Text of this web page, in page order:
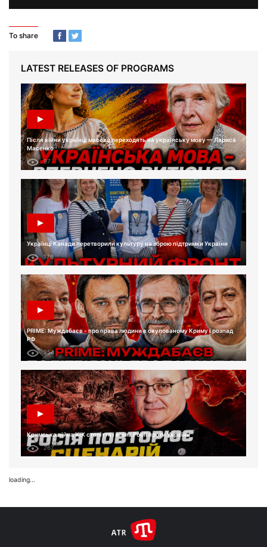
To share
LATEST RELEASES OF PROGRAMS
Після війни українці масово переходять на українську мову — Лариса
Масенко
97
Українці Канади перетворили культуру на зброю підтримки України
176
PRIME: Муждабаєв - про права людини в окупованому Криму і розпад
РФ
254
Кримська війна XIX століття і війна Росії проти України
267
loading...